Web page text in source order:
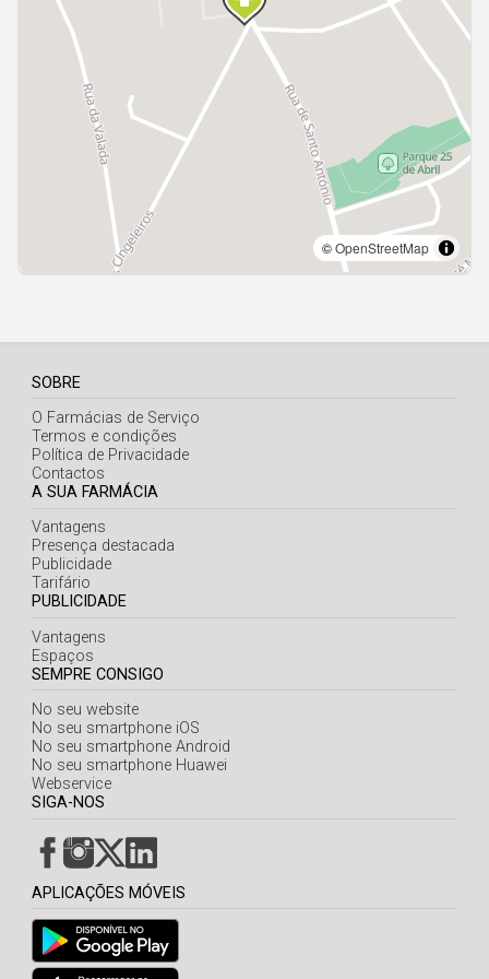
Açores
SOBRE
O Farmácias de Serviço
Termos e condições
Política de Privacidade
Contactos
A SUA FARMÁCIA
Vantagens
Presença destacada
Publicidade
Tarifário
PUBLICIDADE
Vantagens
Espaços
SEMPRE CONSIGO
No seu website
No seu smartphone iOS
No seu smartphone Android
No seu smartphone Huawei
Webservice
SIGA-NOS
APLICAÇÕES MÓVEIS